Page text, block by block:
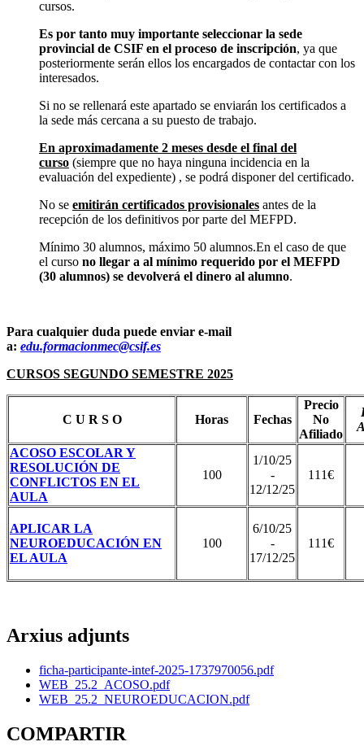
cursos.
Es por tanto muy importante seleccionar la sede
provincial de CSIF en el proceso de inscripción, ya que
posteriormente serán ellos los encargados de contactar con los
interesados.
Si no se rellenará este apartado se enviarán los certificados a
la sede más cercana a su puesto de trabajo.
En aproximadamente 2 meses desde el final del
curso (siempre que no haya ninguna incidencia en la
evaluación del expediente) , se podrá disponer del certificado.
No se emitirán certificados provisionales antes de la
recepción de los definitivos por parte del MEFPD.
Mínimo 30 alumnos, máximo 50 alumnos.En el caso de que
el curso no llegar a al mínimo requerido por el MEFPD
(30 alumnos) se devolverá el dinero al alumno.
Para cualquier duda puede enviar e-mail
a: edu.formacionmec@csif.es
CURSOS SEGUNDO SEMESTRE 2025
C U R S O Horas Fechas
Precio
No
Afiliado
ACOSO ESCOLAR Y
RESOLUCIÓN DE
CONFLICTOS EN EL
AULA
100
1/10/25
-
12/12/25
111€
APLICAR LA
NEUROEDUCACIÓN EN
EL AULA
100
6/10/25
-
17/12/25
111€
Arxius adjunts
ficha-participante-intef-2025-1737970056.pdf
WEB_25.2_ACOSO.pdf
WEB_25.2_NEUROEDUCACION.pdf
COMPARTIR